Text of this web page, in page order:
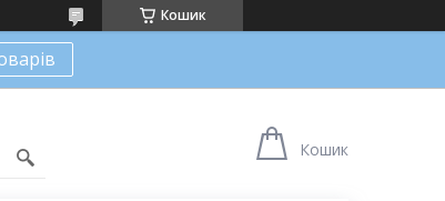
Кошик
Кошик